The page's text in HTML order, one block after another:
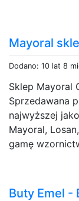
Mayoral
Dodano: 10 lat 8
Sklep Mayoral
Sprzedawana
najwyższej
Mayoral,
gamę
Buty Emel -